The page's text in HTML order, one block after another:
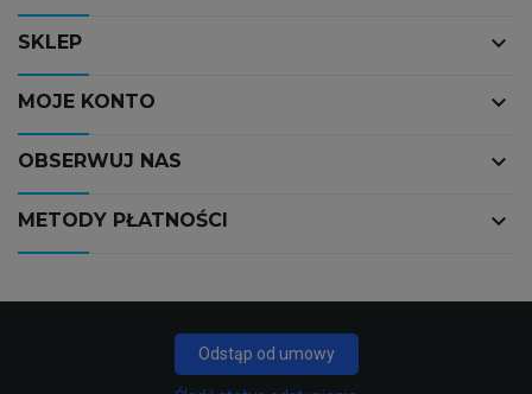
SKLEP keyboard_arrow_down
MOJE KONTO keyboard_arrow_down
OBSERWUJ NAS keyboard_arrow_down
METODY PŁATNOŚCI keyboard_arrow_down
Odstąp od umowy